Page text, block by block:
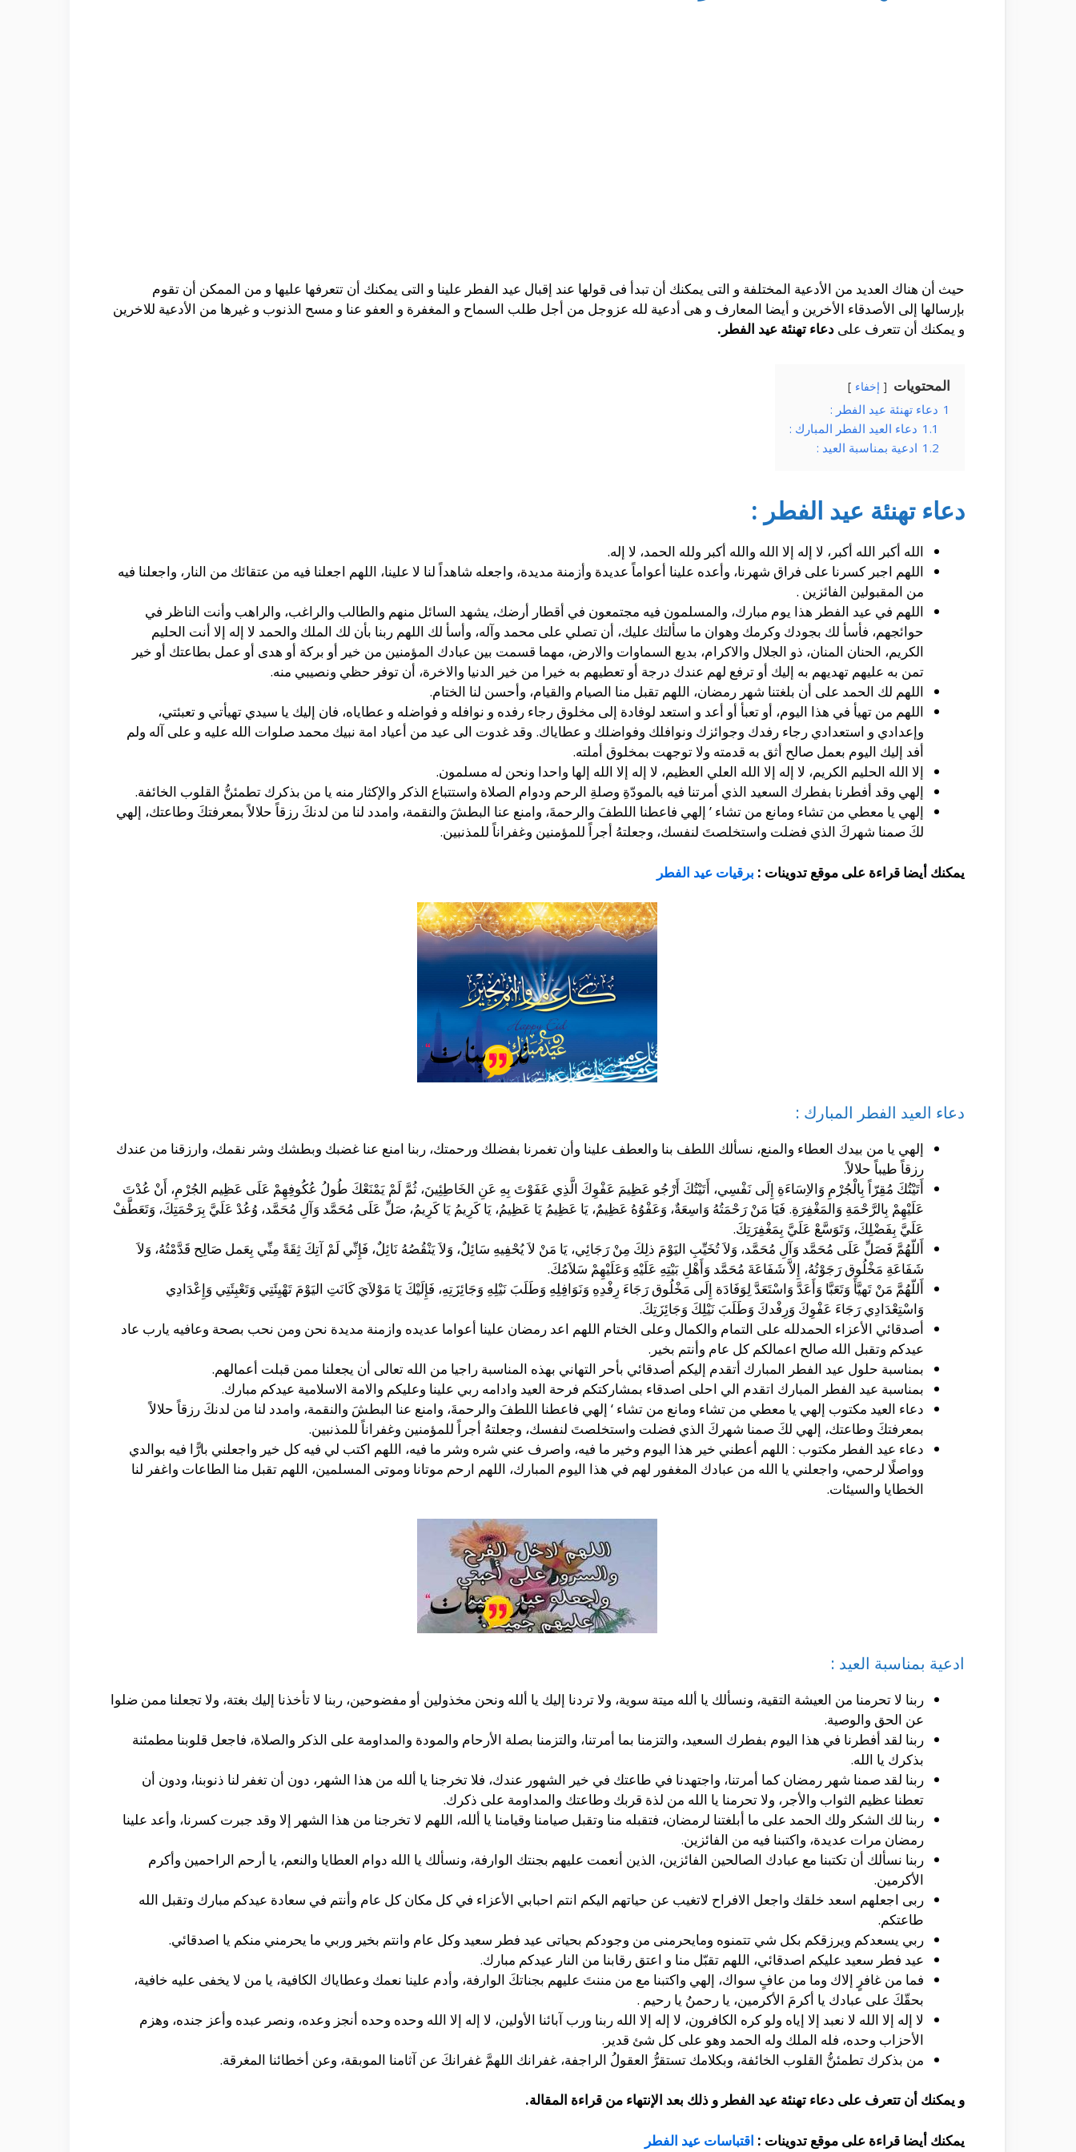
حيث أن هناك العديد من الأدعية المختلفة و التى يمكنك أن تبدأ فى قولها عند إقبال عيد الفطر علينا و التى يمكنك أن تتعرفها عليها و من الممكن أن تقوم
بإرسالها إلى الأصدقاء الأخرين و أيضا المعارف و هى أدعية لله عزوجل من أجل طلب السماح و المغفرة و العفو عنا و مسح الذنوب و غيرها من الأدعية للاخرين
و يمكنك أن تتعرف على دعاء تهنئة عيد الفطر.
المحتويات إخفاء
1 دعاء تهنئة عيد الفطر :
1.1 دعاء العيد الفطر المبارك :
1.2 ادعية بمناسبة العيد :
دعاء تهنئة عيد الفطر :
الله أكبر الله أكبر، لا إله إلا الله والله أكبر ولله الحمد، لا إله.
اللهم اجبر كسرنا على فراق شهرنا، وأعده علينا أعواماً عديدة وأزمنة مديدة، واجعله شاهداً لنا لا علينا، اللهم اجعلنا فيه من عتقائك من النار، واجعلنا فيه
من المقبولين الفائزين .
اللهم في عيد الفطر هذا يوم مبارك، والمسلمون فيه مجتمعون في أقطار أرضك، يشهد السائل منهم والطالب والراغب، والراهب وأنت الناظر في
حوائجهم، فأسأ لك بجودك وكرمك وهوان ما سألتك عليك، أن تصلي على محمد وآله، وأسأ لك اللهم ربنا بأن لك الملك والحمد لا إله إلا أنت الحليم
الكريم، الحنان المنان، ذو الجلال والاكرام، بديع السماوات والارض، مهما قسمت بين عبادك المؤمنين من خير أو بركة أو هدى أو عمل بطاعتك أو خير
تمن به عليهم تهديهم به إليك أو ترفع لهم عندك درجة أو تعطيهم به خيرا من خير الدنيا والاخرة، أن توفر حظي ونصيبي منه.
اللهم لك الحمد على أن بلغتنا شهر رمضان، اللهم تقبل منا الصيام والقيام، وأحسن لنا الختام.
اللهم من تهيأ في هذا اليوم، أو تعبأ أو أعد و استعد لوفادة إلى‏ مخلوق رجاء رفده و نوافله و فواضله و عطاياه، فان إليك يا سيدي تهيأتي و تعبئتي،
وإعدادي و استعدادي رجاء رفدك وجوائزك ونوافلك وفواضلك و عطاياك. وقد غدوت الى‏ عيد من أعياد امة نبيك محمد صلوات الله عليه و على‏ آله ولم
أفد إليك اليوم بعمل صالح أثق به قدمته ولا توجهت بمخلوق أملته.
إلا الله الحليم الكريم، لا إله إلا الله العلي العظيم، لا إله إلا الله إلها واحدا ونحن له مسلمون.
إلهي وقد أفطرنا بفطرك السعيد الذي أمرتنا فيه بالمودّةِ وصلةِ الرحم ودوام الصلاة واستتباع الذكر والإكثار منه يا من بذكرك تطمئنُّ القلوب الخائفة.
إلهي يا معطي من تشاء ومانع من تشاء ’ إلهي فاعطنا اللطفَ والرحمةَ، وامنع عنا البطشَ والنقمة، وامدد لنا من لدنكَ رزقاً حلالاً بمعرفتكَ وطاعتك، إلهي
لكَ صمنا شهركَ الذي فضلت واستخلصتَ لنفسك، وجعلتهُ أجراً للمؤمنين وغفراناً للمذنبين.
يمكنك أيضا قراءة على موقع تدوينات : برقيات عيد الفطر
دعاء العيد الفطر المبارك :
إلهي يا من بيدك العطاء والمنع، نسألك اللطف بنا والعطف علينا وأن تغمرنا بفضلك ورحمتك، ربنا امنع عنا غضبك وبطشك وشر نقمك، وارزقنا من عندك
رزقاً طيباً حلالاً.
أَتَيْتُكَ مُقِرّاً بِالْجُرْمِ وَالاِسَاءَةِ إِلَى نَفْسِي، أَتَيْتُكَ أَرْجُو عَظِيمَ عَفْوِكَ الَّذِي عَفَوْتَ بِهِ عَنِ الخَاطِئِينَ، ثُمَّ لَمْ يَمْنَعْكَ طُولُ عُكُوفِهِمْ عَلَى عَظِيم الجُرْمِ، أَنْ عُدْتَ
عَلَيْهِمْ بِالرَّحْمَةِ وَالمَغْفِرَةِ. فَيَا مَنْ رَحْمَتُهُ وَاسِعَةٌ، وَعَفْوُهُ عَظِيمٌ، يَا عَظِيمُ يَا عَظِيمُ، يَا كَرِيمُ يَا كَرِيمُ، صَلِّ عَلَى مُحَمَّد وَآلِ مُحَمَّد، وُعُدْ عَلَيَّ بِرَحْمَتِكَ، وَتَعَطَّفْ
عَلَيَّ بِفَضْلِكَ، وَتَوَسَّعْ عَلَيَّ بِمَغْفِرَتِكَ.
أَللّهُمَّ فَصَلِّ عَلَى مُحَمَّد وَآلِ مُحَمَّد، وَلاَ تُخَيِّبِ اليَوْمَ ذلِكَ مِنْ رَجَائِي، يَا مَنْ لاَ يُحْفِيهِ سَائِلٌ، وَلاَ يَنْقُصُهُ نَائِلٌ، فَإِنِّي لَمْ آتِكَ ثِقَةً مِنِّي بِعَمل صَالِح قَدَّمْتُهُ، وَلاَ
شَفَاعَةِ مَخْلُوق رَجَوْتُهُ، إِلاَّ شَفَاعَةَ مُحَمَّد وَأَهْلِ بَيْتِهِ عَلَيْهِ وَعَلَيْهِمْ سَلاَمُكَ.
أَللّهُمَّ مَنْ تَهيَّأَ وَتَعَبَّا وَأَعَدَّ وَاسْتَعَدَّ لِوَفَادَة إِلَى مَخْلُوق رَجَاءَ رِفْدِهِ وَنَوَافِلِهِ وَطَلَبَ نَيْلِهِ وَجَائِزَتِهِ، فَإِلَيْكَ يَا مَوْلاَيَ كَانَتِ اليَوْمَ تَهْيِئَتِي وَتَعْبِئَتِي وَإِعْدَادِي
وَاسْتِعْدَادِي رَجَاءَ عَفْوِكَ وَرِفْدكَ وَطَلَبَ نَيْلِكَ وَجَائِزَتِكَ.
أصدقائي الأعزاء الحمدلله على التمام والكمال وعلى الختام اللهم اعد رمضان علينا أعواما عديده وازمنة مديدة نحن ومن نحب بصحة وعافيه يارب عاد
عيدكم وتقبل الله صالح اعمالكم كل عام وأنتم بخير.
بمناسبة حلول عيد الفطر المبارك أتقدم إليكم أصدقائي بأحر التهاني بهذه المناسبة راجيا من الله تعالى أن يجعلنا ممن قبلت أعمالهم.
بمناسبة عيد الفطر المبارك اتقدم الي احلى اصدقاء بمشاركتكم فرحة العيد وادامه ربي علينا وعليكم والامة الاسلامية عيدكم مبارك.
دعاء العيد مكتوب إلهي يا معطي من تشاء ومانع من تشاء ‘ إلهي فاعطنا اللطفَ والرحمةَ، وامنع عنا البطشَ والنقمة، وامدد لنا من لدنكَ رزقاً حلالاً
بمعرفتكَ وطاعتك، إلهي لكَ صمنا شهركَ الذي فضلت واستخلصتَ لنفسك، وجعلتهُ أجراً للمؤمنين وغفراناً للمذنبين.
دعاء عيد الفطر مكتوب : اللهم أعطني خير هذا اليوم وخير ما فيه، واصرف عني شره وشر ما فيه، اللهم اكتب لي فيه كل خير واجعلني بارًّا فيه بوالدي
وواصلًا لرحمي، واجعلني يا الله من عبادك المغفور لهم في هذا اليوم المبارك، اللهم ارحم موتانا وموتى المسلمين، اللهم تقبل منا الطاعات واغفر لنا
الخطايا والسيئات.
ادعية بمناسبة العيد :
ربنا لا تحرمنا من العيشة التقية، ونسألك يا ألله ميتة سوية، ولا تردنا إليك يا ألله ونحن مخذولين أو مفضوحين، ربنا لا تأخذنا إليك بغتة، ولا تجعلنا ممن ضلوا
عن الحق والوصية.
ربنا لقد أفطرنا في هذا اليوم بفطرك السعيد، والتزمنا بما أمرتنا، والتزمنا بصلة الأرحام والمودة والمداومة على الذكر والصلاة، فاجعل قلوبنا مطمئنة
بذكرك يا الله.
ربنا لقد صمنا شهر رمضان كما أمرتنا، واجتهدنا في طاعتك في خير الشهور عندك، فلا تخرجنا يا ألله من هذا الشهر، دون أن تغفر لنا ذنوبنا، ودون أن
تعطنا عظيم الثواب والأجر، ولا تحرمنا يا الله من لذة قربك وطاعتك والمداومة على ذكرك.
ربنا لك الشكر ولك الحمد على ما أبلغتنا لرمضان، فتقبله منا وتقبل صيامنا وقيامنا يا ألله، اللهم لا تخرجنا من هذا الشهر إلا وقد جبرت كسرنا، وأعد علينا
رمضان مرات عديدة، واكتبنا فيه من الفائزين.
ربنا نسألك أن تكتبنا مع عبادك الصالحين الفائزين، الذين أنعمت عليهم بجنتك الوارفة، ونسألك يا الله دوام العطايا والنعم، يا أرحم الراحمين وأكرم
الأكرمين.
ربى اجعلهم اسعد خلقك واجعل الافراح لاتغيب عن حياتهم اليكم انتم احبابي الأعزاء في كل مكان كل عام وأنتم في سعادة عيدكم مبارك وتقبل الله
طاعتكم.
ربي يسعدكم ويرزقكم بكل شي تتمنوه ومايحرمنى من وجودكم بحياتى عيد فطر سعيد وكل عام وانتم بخير وربي ما يحرمني منكم يا اصدقائي.
عيد فطر سعيد عليكم اصدقائي، اللهم تقبّل منا و اعتق رقابنا من النار عيدكم مبارك.
فما من غافرٍ إلاك وما من عافٍ سواك، إلهي واكتبنا مع من مننتَ عليهم بجناتكَ الوارفة، وأدم علينا نعمك وعطاياك الكافية، يا من لا يخفى عليه خافية،
بحقّكَ على عبادك يا أكرمَ الأكرمين، يا رحمنُ يا رحيم .
لا إله إلا الله لا نعبد إلا إياه ولو كره الكافرون، لا إله إلا الله ربنا ورب آبائنا الأولين، لا إله إلا الله وحده وحده أنجز وعده، ونصر عبده وأعز جنده، وهزم
الأحزاب وحده، فله الملك وله الحمد وهو على كل شئ قدير.
من بذكرك تطمئنُّ القلوب الخائفة، وبكلامك تستقرُّ العقولُ الراجفة، غفرانك اللهمَّ غفرانكَ عن آثامنا الموبقة، وعن أخطائنا المغرقة.
و يمكنك أن تتعرف على دعاء تهنئة عيد الفطر و ذلك بعد الإنتهاء من قراءة المقالة.
يمكنك أيضا قراءة على موقع تدوينات : اقتباسات عيد الفطر